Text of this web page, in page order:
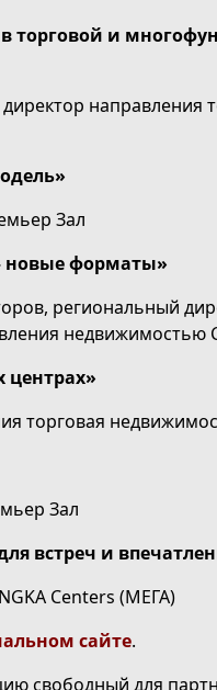
торговой и
направления
Зал
новые форматы»
региональный
недвижимостью
центрах»
торговая
Зал
встреч и
Centers (MEГА)
сайте.
свободный для